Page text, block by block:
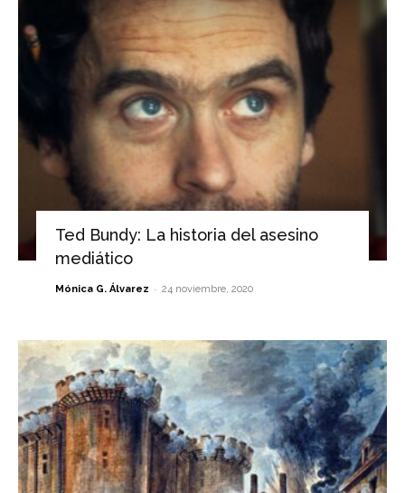
Ted Bundy: La historia del asesino
mediático
Mónica G. Álvarez - 24 noviembre, 2020